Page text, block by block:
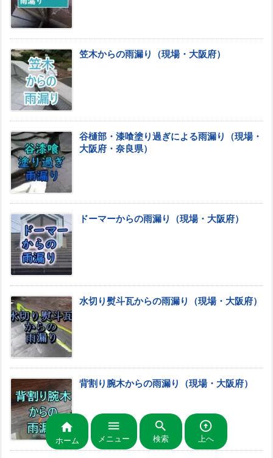
笠木からの雨漏り（現場・大阪府）
谷樋部・漆喰塗り過ぎによる雨漏り（現場・
大阪府・奈良県）
ドーマーからの雨漏り（現場・大阪府）
水切り熨斗瓦からの雨漏り（現場・大阪府）
背割り腕木からの雨漏り（現場・大阪府）

ホーム

メニュー

検索

上へ